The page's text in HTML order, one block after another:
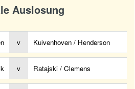
Auslosung
v Kuivenhoven / Henderson
v Ratajski / Clemens